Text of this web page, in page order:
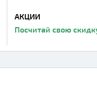
АКЦИИ
Посчитай свою